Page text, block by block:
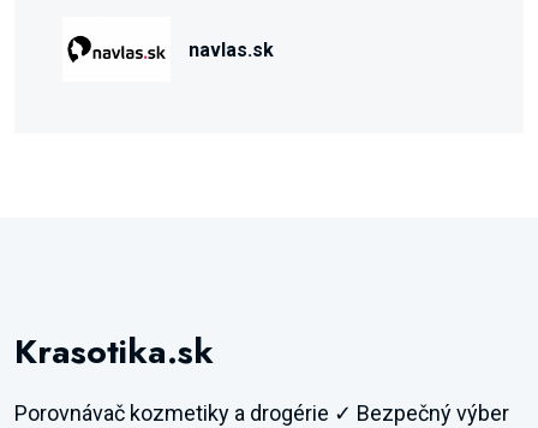
navlas.sk
Krasotika.sk
Porovnávač kozmetiky a drogérie ✓ Bezpečný výber